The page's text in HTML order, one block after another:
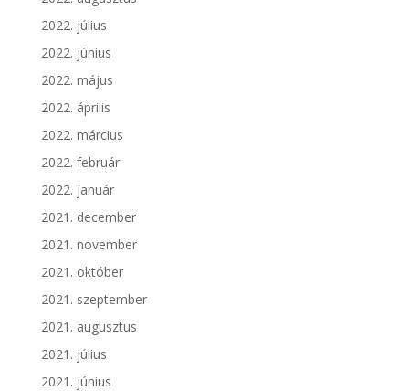
2022. július
2022. június
2022. május
2022. április
2022. március
2022. február
2022. január
2021. december
2021. november
2021. október
2021. szeptember
2021. augusztus
2021. július
2021. június